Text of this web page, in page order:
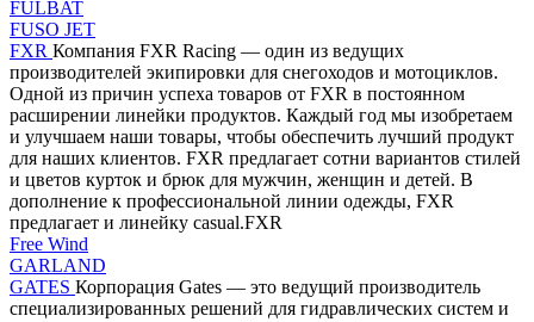
FULBAT
FUSO JET
FXR Компания FXR Racing — один из ведущих
производителей экипировки для снегоходов и мотоциклов.
Одной из причин успеха товаров от FXR в постоянном
расширении линейки продуктов. Каждый год мы изобретаем
и улучшаем наши товары, чтобы обеспечить лучший продукт
для наших клиентов. FXR предлагает сотни вариантов стилей
и цветов курток и брюк для мужчин, женщин и детей. В
дополнение к профессиональной линии одежды, FXR
предлагает и линейку casual.FXR
Free Wind
GARLAND
GATES Корпорация Gates — это ведущий производитель
специализированных решений для гидравлических систем и